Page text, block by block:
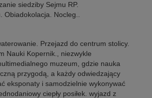
siedziby Sejmu RP.
Obiadokolacja. Nocleg..
Przejazd do centrum stolicy.
Nauki Kopernik., niezwykle
muzeum, gdzie nauka
przygodą, a każdy odwiedzający
eksponaty i samodzielnie wykonywać
ciepły posiłek. wyjazd z